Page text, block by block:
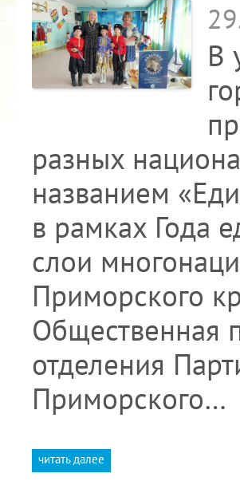
В
разных
названием
в рамках Года
слои
Приморского
Общественная
отделения
Приморского…
читать далее